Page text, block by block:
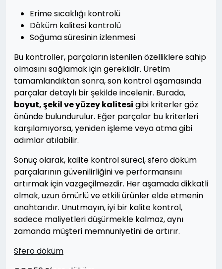
Erime sıcaklığı kontrolü
Döküm kalitesi kontrolü
Soğuma süresinin izlenmesi
Bu kontroller, parçaların istenilen özelliklere sahip
olmasını sağlamak için gereklidir. Üretim
tamamlandıktan sonra, son kontrol aşamasında
parçalar detaylı bir şekilde incelenir. Burada,
boyut, şekil ve yüzey kalitesi gibi kriterler göz
önünde bulundurulur. Eğer parçalar bu kriterleri
karşılamıyorsa, yeniden işleme veya atma gibi
adımlar atılabilir.
Sonuç olarak, kalite kontrol süreci, sfero döküm
parçalarının güvenilirliğini ve performansını
artırmak için vazgeçilmezdir. Her aşamada dikkatli
olmak, uzun ömürlü ve etkili ürünler elde etmenin
anahtarıdır. Unutmayın, iyi bir kalite kontrol,
sadece maliyetleri düşürmekle kalmaz, aynı
zamanda müşteri memnuniyetini de artırır.
Sfero döküm